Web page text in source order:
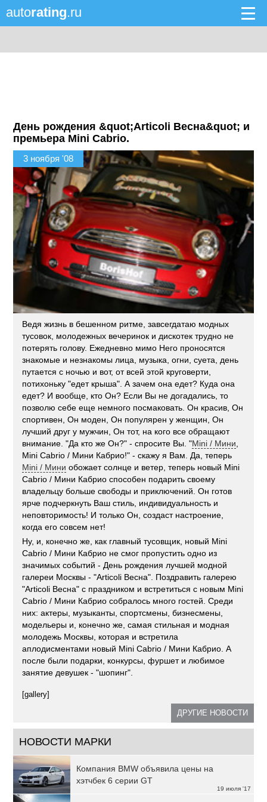
autorating.ru
День рождения &quot;Articoli Весна&quot; и
премьера Mini Cabrio.
3 ноября '08
Ведя жизнь в бешенном ритме, завсегдатаю модных
тусовок, молодежных вечеринок и дискотек трудно не
потерять голову. Ежедневно мимо Него проносятся
знакомые и незнакомы лица, музыка, огни, суета, день
путается с ночью и вот, от всей этой круговерти,
потихоньку "едет крыша". А зачем она едет? Куда она
едет? И вообще, кто Он? Если Вы не догадались, то
позволю себе еще немного посмаковать. Он красив, Он
спортивен, Он моден, Он популярен у женщин, Он
лучший друг у мужчин, Он тот, на кого все обращают
внимание. "Да кто же Он?" - спросите Вы. "Mini / Мини
Mini Cabrio / Мини Кабрио!" - скажу я Вам. Да, теперь
Mini / Мини обожает солнце и ветер, теперь новый Mini
Cabrio / Мини Кабрио способен подарить своему
владельцу больше свободы и приключений. Он готов
ярче подчеркнуть Ваш стиль, индивидуальность и
неповторимость! И только Он, создаст настроение,
когда его совсем нет!
Ну, и, конечно же, как главный тусовщик, новый Mini
Cabrio / Мини Кабрио не смог пропустить одно из
значимых событий - День рождения лучшей модной
галереи Москвы - "Articoli Весна". Поздравить галерею
"Articoli Весна" с праздником и встретиться с новым Mini
Cabrio / Мини Кабрио собралось много гостей. Среди
них: актеры, музыканты, спортсмены, бизнесмены,
модельеры и, конечно же, самая стильная и модная
молодежь Москвы, которая и встретила
аплодисментами новый Mini Cabrio / Мини Кабрио. А
после были подарки, конкурсы, фуршет и любимое
занятие девушек - "шопинг".
[gallery]
ДРУГИЕ НОВОСТИ
НОВОСТИ МАРКИ
19 июля '17
Компания BMW объявила цены на
хэтчбек 6 серии GT